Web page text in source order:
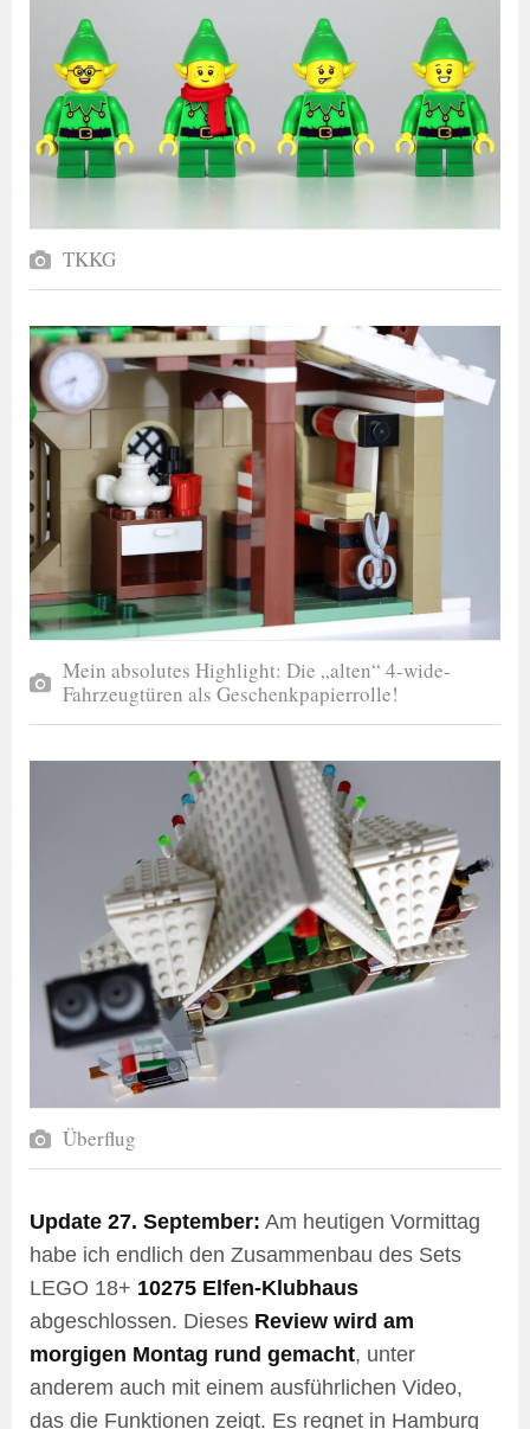
TKKG
Mein absolutes Highlight: Die „alten“ 4-wide-
Fahrzeugtüren als Geschenkpapierrolle!
Überflug
Update 27. September: Am heutigen Vormittag
habe ich endlich den Zusammenbau des Sets
LEGO 18+ 10275 Elfen-Klubhaus
abgeschlossen. Dieses Review wird am
morgigen Montag rund gemacht, unter
anderem auch mit einem ausführlichen Video,
das die Funktionen zeigt. Es regnet in Hamburg